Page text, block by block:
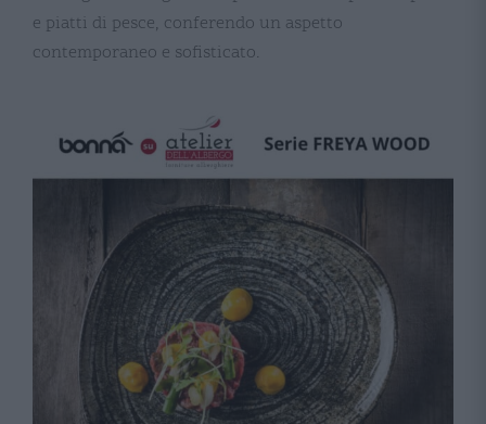
e piatti di pesce, conferendo un aspetto
contemporaneo e sofisticato​​​​.